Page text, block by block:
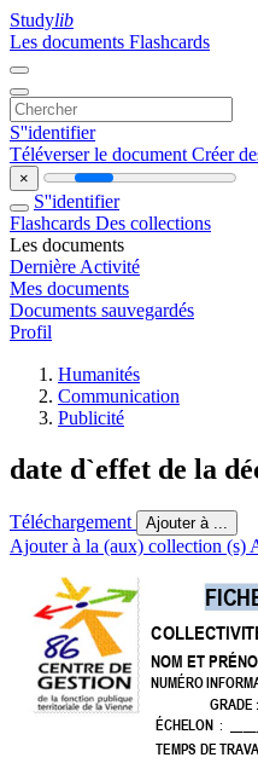
Studylib
Les documents Flashcards
S''identifier
Téléverser le document Créer
×
S''identifier
Flashcards Des collections
Les documents
Dernière Activité
Mes documents
Documents sauvegardés
Profil
Humanités
Communication
Publicité
date d`effet de la
Téléchargement Ajouter à ...
Ajouter à la (aux) collection (s)
NOM ET
NUMÉRO
GRADE :
ÉCHELON :
TEMPS DE